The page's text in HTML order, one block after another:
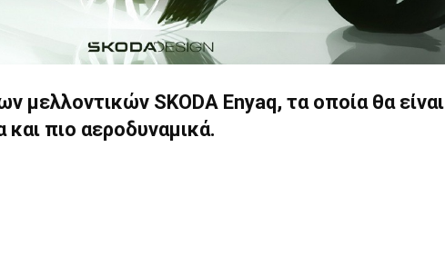
μελλοντικών SKODA Enyaq, τα οποία θα είναι
πιο αεροδυναμικά.